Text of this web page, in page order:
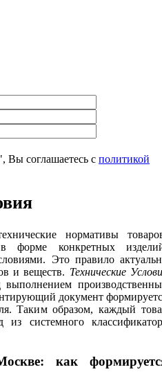
соглашаетесь с политикой
нормативы
форме конкретных
Это правило
и веществ. Технические
документ
Таким образом, каждый
из системного
как